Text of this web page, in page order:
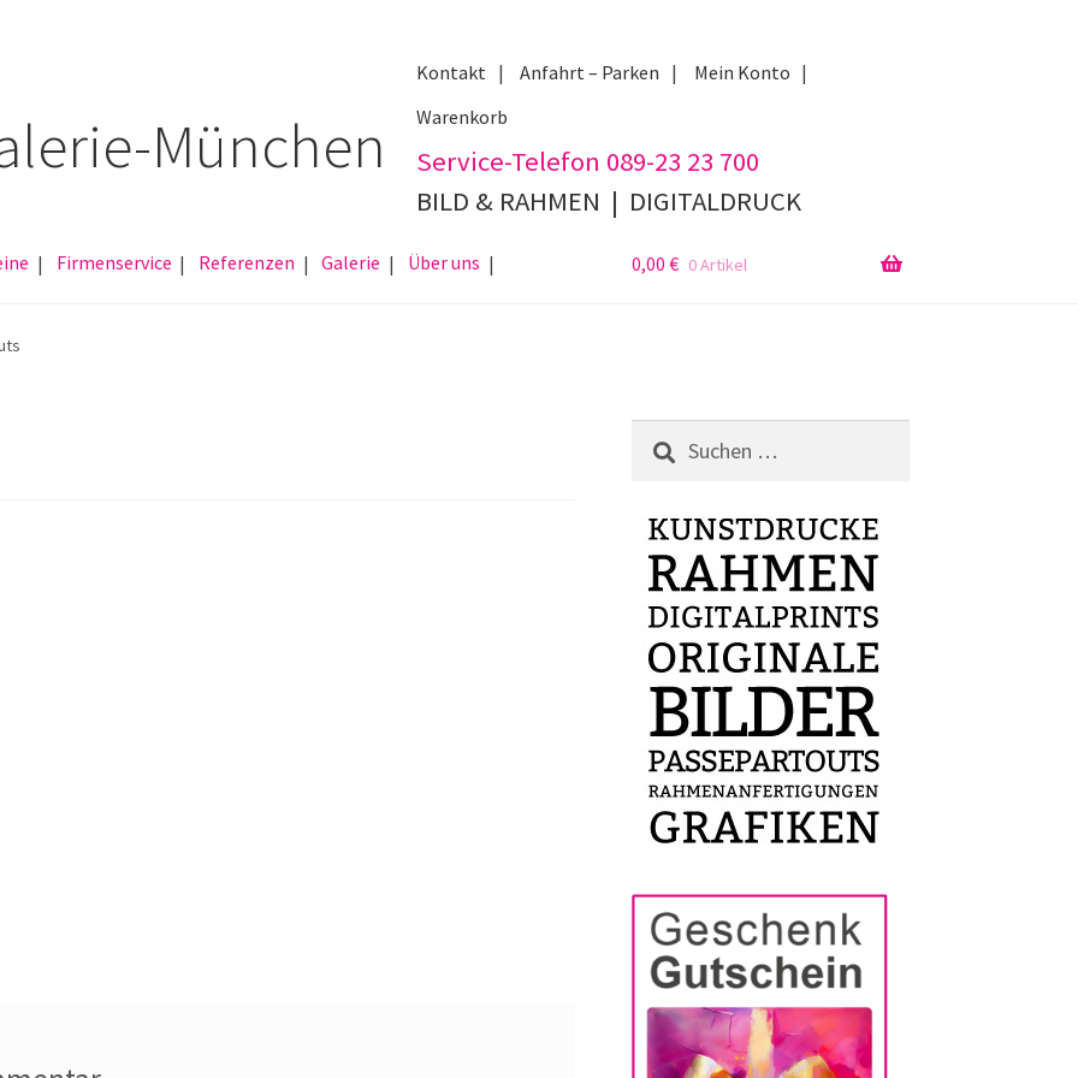
Kontakt Anfahrt – Parken
Mein Konto
Warenkorb
Service-Telefon 089-23 23 700
BILD & RAHMEN | DIGITALDRUCK
Firmenservice Referenzen Galerie Über uns 0,00 € 0 Artikel
Suchen
nach: